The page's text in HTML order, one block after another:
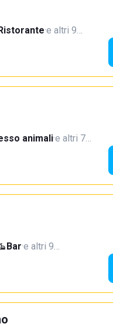
·e altri 9…
animali·e altri 7…
Bar·e altri 9…